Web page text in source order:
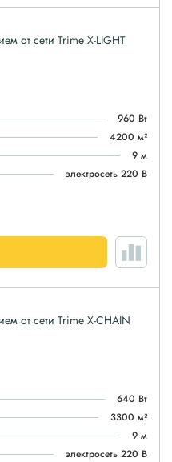
от сети Trime X-LIGHT
960 Вт
4200 м²
9 м
электросеть 220 В
от сети Trime X-CHAIN
640 Вт
3300 м²
9 м
электросеть 220 В